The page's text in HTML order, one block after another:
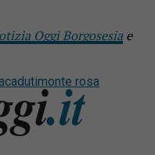
Oggi Borgosesia e
cadutimonte rosa